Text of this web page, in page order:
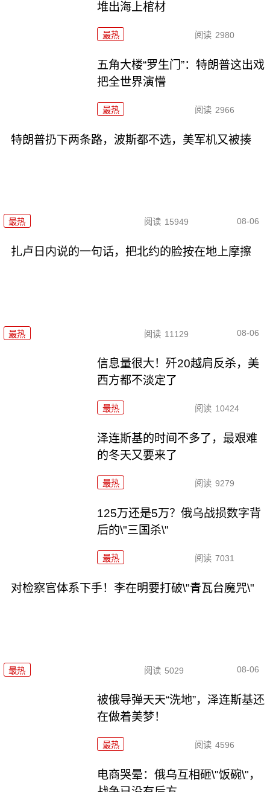
堆出海上棺材
最热 阅读 2980
五角大楼“罗生门”：特朗普这出戏
把全世界演懵
最热 阅读 2966
特朗普扔下两条路，波斯都不选，美军机又被揍
最热 阅读 15949 08-06
扎卢日内说的一句话，把北约的脸按在地上摩擦
最热 阅读 11129 08-06
信息量很大！歼20越肩反杀，美
西方都不淡定了
最热 阅读 10424
泽连斯基的时间不多了，最艰难
的冬天又要来了
最热 阅读 9279
125万还是5万？俄乌战损数字背
后的\"三国杀\"
最热 阅读 7031
对检察官体系下手！李在明要打破\"青瓦台魔咒\"
最热 阅读 5029 08-06
被俄导弹天天“洗地”，泽连斯基还
在做着美梦！
最热 阅读 4596
电商哭晕：俄乌互相砸\"饭碗\"，